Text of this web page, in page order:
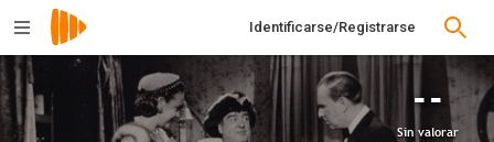
Identificarse/Registrarse
--
Sin valorar